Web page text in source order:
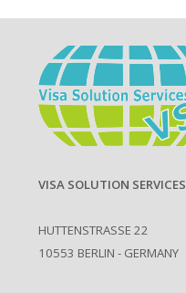
VISA SOLUTION SERVICES
HUTTENSTRASSE 22
10553 BERLIN - GERMANY